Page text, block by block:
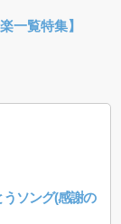
一覧特集】
ソング(感謝の